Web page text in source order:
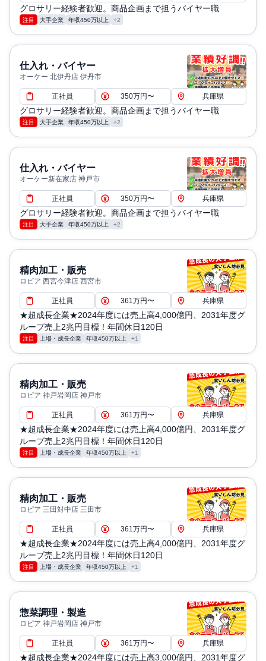
グロサリー経験者歓迎。商品企画まで担うバイヤー職
注目 大手企業 年収450万以上 +2
仕入れ・バイヤー
オーケー 北伊丹店 伊丹市
正社員 350万円〜 兵庫県
グロサリー経験者歓迎。商品企画まで担うバイヤー職
注目 大手企業 年収450万以上 +2
仕入れ・バイヤー
オーケー新在家店 神戸市
正社員 350万円〜 兵庫県
グロサリー経験者歓迎。商品企画まで担うバイヤー職
注目 大手企業 年収450万以上 +2
精肉加工・販売
ロピア 西宮今津店 西宮市
正社員 361万円〜 兵庫県
★超成長企業★2024年度には売上高4,000億円、2031年度グ
ループ売上2兆円目標！年間休日120日
注目 上場・成長企業 年収450万以上 +1
精肉加工・販売
ロピア 神戸岩岡店 神戸市
正社員 361万円〜 兵庫県
★超成長企業★2024年度には売上高4,000億円、2031年度グ
ループ売上2兆円目標！年間休日120日
注目 上場・成長企業 年収450万以上 +1
精肉加工・販売
ロピア 三田対中店 三田市
正社員 361万円〜 兵庫県
★超成長企業★2024年度には売上高4,000億円、2031年度グ
ループ売上2兆円目標！年間休日120日
注目 上場・成長企業 年収450万以上 +1
惣菜調理・製造
ロピア 神戸岩岡店 神戸市
正社員 361万円〜 兵庫県
★超成長企業★2024年度には売上高3,000億円、2031年度グ